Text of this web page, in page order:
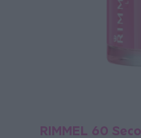
RIMMEL 60